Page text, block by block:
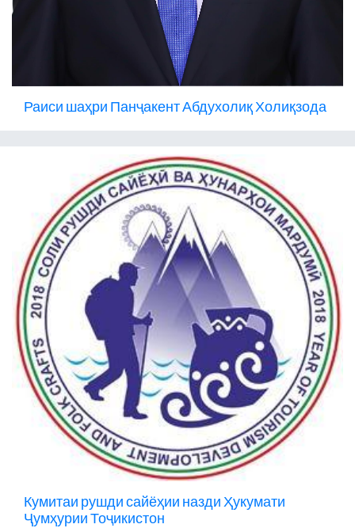
Раиси шаҳри Панҷакент Абдухолиқ Холиқзода
Кумитаи рушди сайёҳии назди Ҳукумати
Ҷумҳурии Тоҷикистон